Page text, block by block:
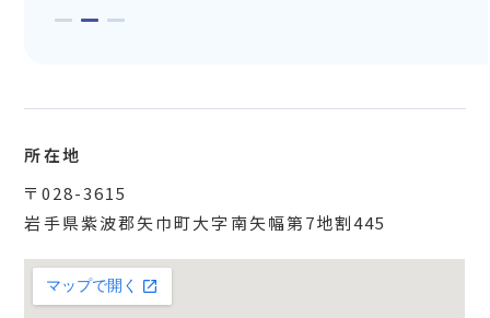
所在地
〒028-3615
岩手県紫波郡矢巾町大字南矢幅第7地割445